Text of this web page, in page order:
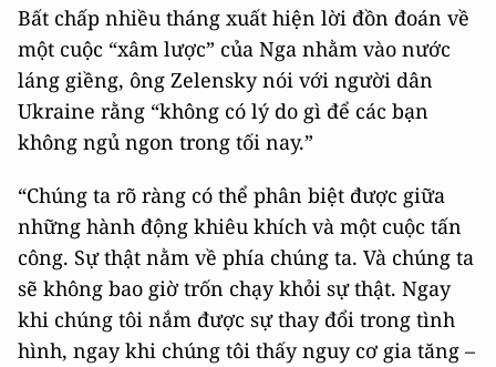
Bất chấp nhiều tháng xuất hiện lời đồn đoán về
một cuộc “xâm lược” của Nga nhằm vào nước
láng giềng, ông Zelensky nói với người dân
Ukraine rằng “không có lý do gì để các bạn
không ngủ ngon trong tối nay.”
“Chúng ta rõ ràng có thể phân biệt được giữa
những hành động khiêu khích và một cuộc tấn
công. Sự thật nằm về phía chúng ta. Và chúng ta
sẽ không bao giờ trốn chạy khỏi sự thật. Ngay
khi chúng tôi nắm được sự thay đổi trong tình
hình, ngay khi chúng tôi thấy nguy cơ gia tăng –